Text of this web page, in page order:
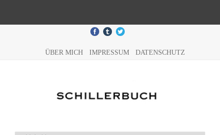
ÜBER MICH IMPRESSUM DATENSCHUTZ